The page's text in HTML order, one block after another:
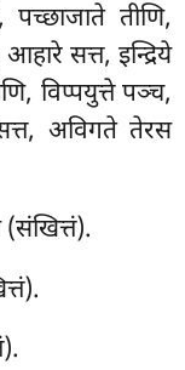
तीणि,
सत्त, इन्द्रिये
विप्पयुत्ते पञ्च,
अविगते तेरस